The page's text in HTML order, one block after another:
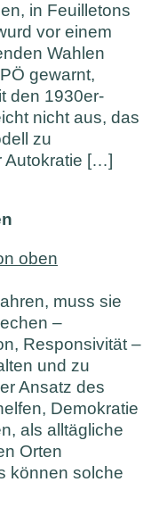
in Feuilletons
vor einem
Wahlen
gewarnt,
den 1930er-
nicht aus, das
zu
Autokratie […]
muss sie
–
Responsivität –
und zu
Ansatz des
Demokratie
als alltägliche
Orten
können solche